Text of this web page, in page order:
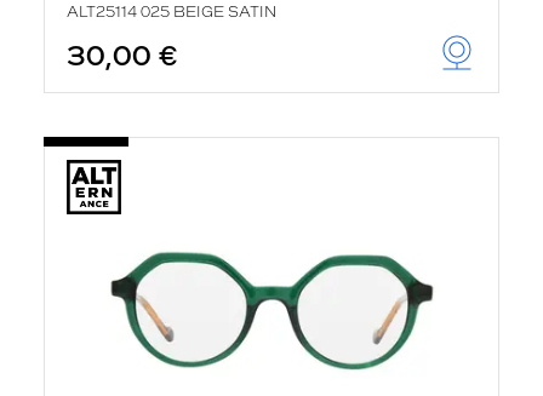
ALT25114 025 BEIGE SATIN
30,00 €